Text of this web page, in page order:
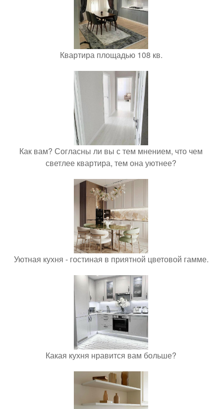
Квартира площадью 108 кв.
Как вам? Согласны ли вы с тем мнением, что чем
светлее квартира, тем она уютнее?
Уютная кухня - гостиная в приятной цветовой гамме.
Какая кухня нравится вам больше?